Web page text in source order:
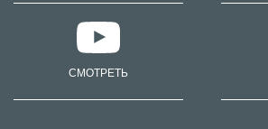
СМОТРЕТЬ